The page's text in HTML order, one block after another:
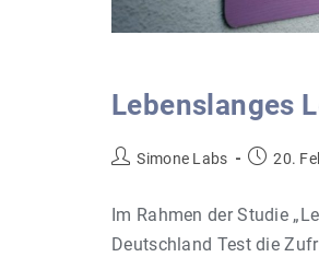
Lebenslanges
Beitrags-
Simone Labs
Beitrag
20.
Im Rahmen der Studie
Deutschland Test die